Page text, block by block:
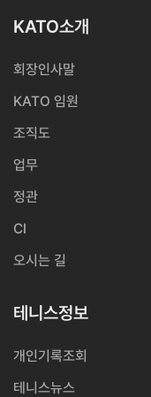
KATO소개
회장인사말
KATO 임원
조직도
업무
정관
CI
오시는 길
테니스정보
개인기록조회
테니스뉴스